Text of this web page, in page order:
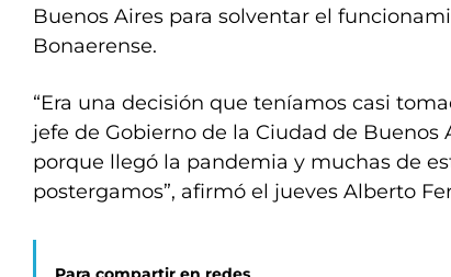
Buenos Aires para solventar el
Bonaerense.
“Era una decisión que teníamos casi
jefe de Gobierno de la Ciudad de Buenos
porque llegó la pandemia y muchas de
postergamos”, afirmó el jueves Alberto